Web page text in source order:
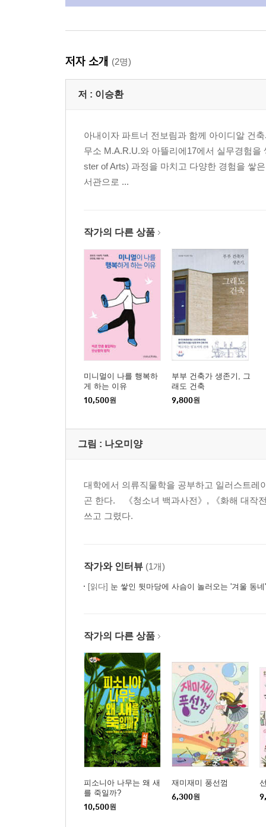
저자 소개 (2명)
저 : 이승환
아내이자 파트너 전보림과 함께 아이디알 건
무소 M.A.R.U.와 아뜰리에17에서 실무경험
ster of Arts) 과정을 마치고 다양한 경험을 쌓
서관으로 ...
작가의 다른 상품
미니멀이 나를 행복하
게 하는 이유
10,500원
부부 건축가 생존기, 그
래도 건축
9,800원
그림 : 나오미양
대학에서 의류직물학을 공부하고 일러스트레
곤 한다. 《청소녀 백과사전》, 《화해 대작
쓰고 그렸다.
작가와 인터뷰 (1개)
[읽다] 눈 쌓인 뒷마당에 사슴이 놀러오는 '겨울 동
작가의 다른 상품
피소니아 나무는 왜 새
를 죽일까?
10,500원
재미재미 풍선껌
6,300원